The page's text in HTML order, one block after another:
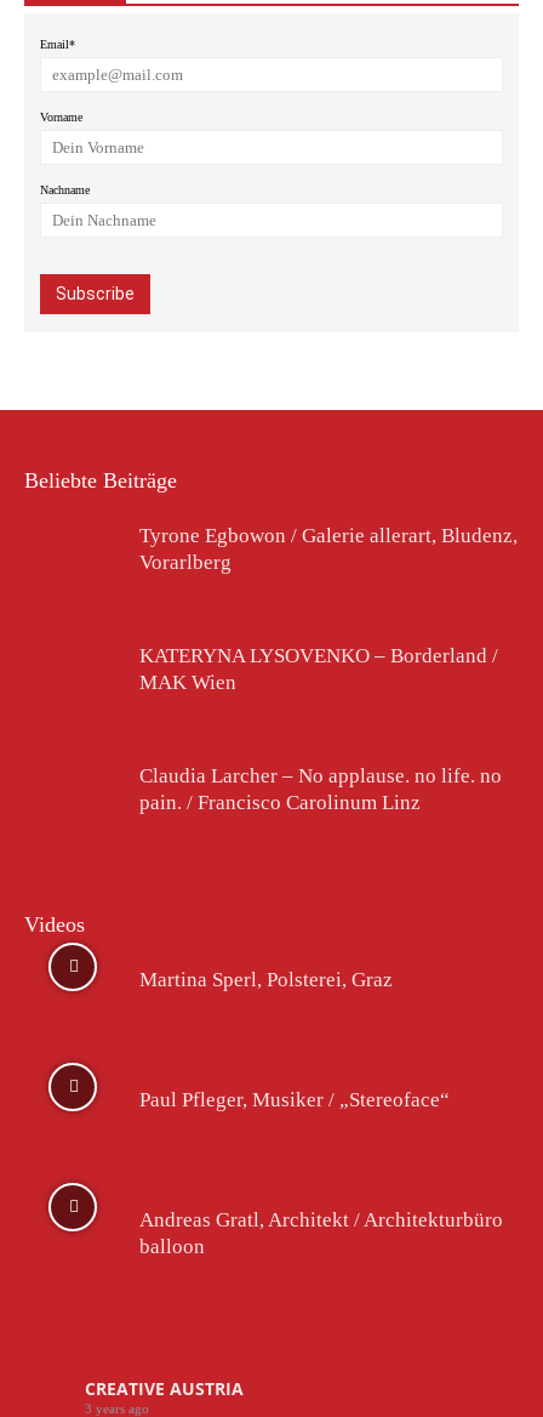
Email*
Vorname
Nachname
Beliebte Beiträge
Tyrone Egbowon / Galerie allerart, Bludenz,
Vorarlberg
KATERYNA LYSOVENKO – Borderland /
MAK Wien
Claudia Larcher – No applause. no life. no
pain. / Francisco Carolinum Linz
Videos
Martina Sperl, Polsterei, Graz
Paul Pfleger, Musiker / „Stereoface“
Andreas Gratl, Architekt / Architekturbüro
balloon
CREATIVE AUSTRIA
3 years ago